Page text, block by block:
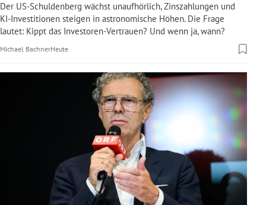
Der US-Schuldenberg wächst unaufhörlich, Zinszahlungen und
KI-Investitionen steigen in astronomische Höhen. Die Frage
lautet: Kippt das Investoren-Vertrauen? Und wenn ja, wann?
Michael BachnerHeute